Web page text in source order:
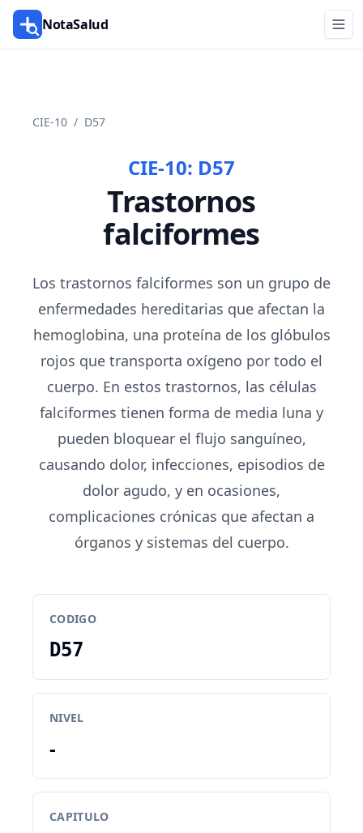
NotaSalud
CIE-10 / D57
CIE-10: D57
Trastornos
falciformes
Los trastornos falciformes son un grupo de
enfermedades hereditarias que afectan la
hemoglobina, una proteína de los glóbulos
rojos que transporta oxígeno por todo el
cuerpo. En estos trastornos, las células
falciformes tienen forma de media luna y
pueden bloquear el flujo sanguíneo,
causando dolor, infecciones, episodios de
dolor agudo, y en ocasiones,
complicaciones crónicas que afectan a
órganos y sistemas del cuerpo.
CODIGO
D57
NIVEL
-
CAPITULO